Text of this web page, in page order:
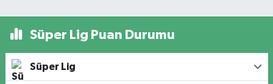
Süper Lig Puan Durumu
Süper Lig